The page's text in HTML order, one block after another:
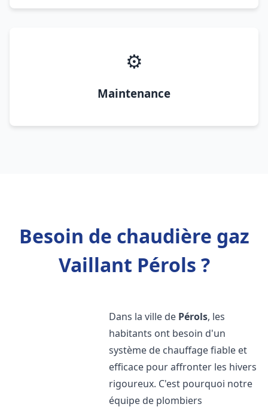
⚙️
Maintenance
Besoin de chaudière gaz
Vaillant Pérols ?
Dans la ville de Pérols, les
habitants ont besoin d'un
système de chauffage fiable et
efficace pour affronter les hivers
rigoureux. C'est pourquoi notre
équipe de plombiers